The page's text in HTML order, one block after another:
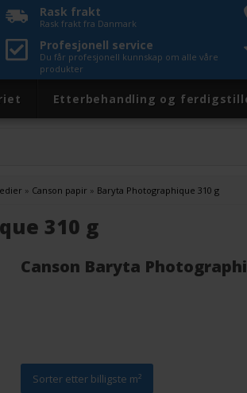
Rask frakt
Rask frakt fra Danmark
Profesjonell service
Du får profesjonell kunnskap om alle våre
produkter
Etterbehandling og
» Canson papir » Baryta Photographique 310 g
310 g
Canson Baryta
Sorter etter billigste m²